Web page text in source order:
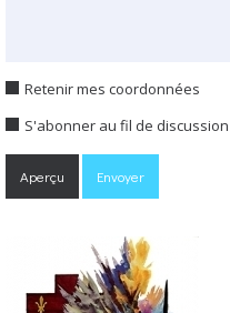
Retenir mes coordonnées
S'abonner au fil de discussion